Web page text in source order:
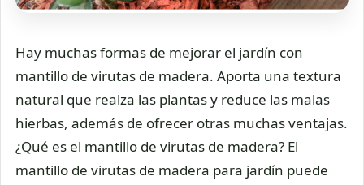
Hay muchas formas de mejorar el jardín con
mantillo de virutas de madera. Aporta una textura
natural que realza las plantas y reduce las malas
hierbas, además de ofrecer otras muchas ventajas.
¿Qué es el mantillo de virutas de madera? El
mantillo de virutas de madera para jardín puede